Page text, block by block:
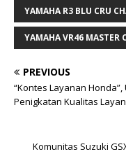
YAMAHA R3 BLU CRU
YAMAHA VR46 MASTER
PREVIOUS
“Kontes Layanan
Penigkatan Kualitas
Komunitas Suzuki